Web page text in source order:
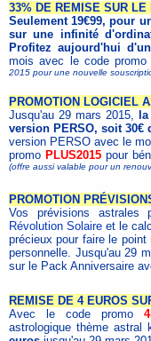
33% DE REMISE SUR
Seulement 19€99, pour
sur une infinité
Profitez aujourd'hui
mois avec le code
2015 pour une nouvelle
PROMOTION LOGICIEL
Jusqu'au 29 mars 2015,
version PERSO, soit 30€
version PERSO avec le
promo PLUS2015pour
(offre aussi valable pour un
PROMOTION
Vos prévisions astrales
Révolution Solaire et le
précieux pour faire le
personnelle. Jusqu'au 29
sur le Pack Anniversaire
REMISE DE 4 EUROS
Avec le code promo
astrologique thème